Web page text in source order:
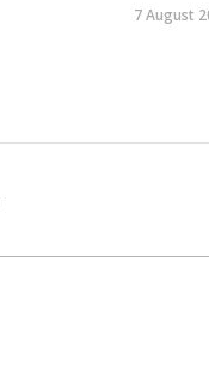
7 August